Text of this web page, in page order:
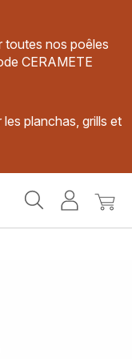
toutes nos poêles
CERAMETE
planchas, grills et
MonMon